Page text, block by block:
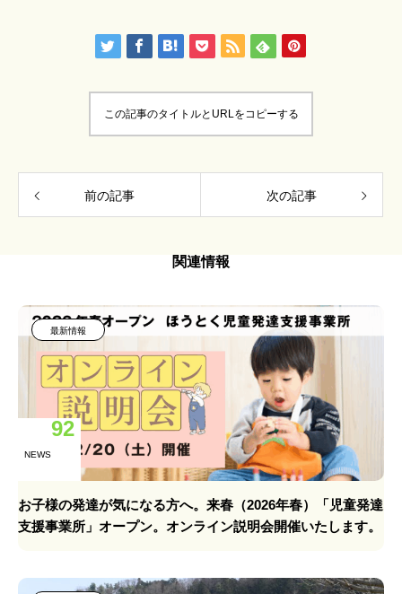
この記事のタイトルとURLをコピーする
前の記事 次の記事
関連情報
最新情報
NEWS
92
お子様の発達が気になる方へ。来春（2026年春）「児童発達
支援事業所」オープン。オンライン説明会開催いたします。